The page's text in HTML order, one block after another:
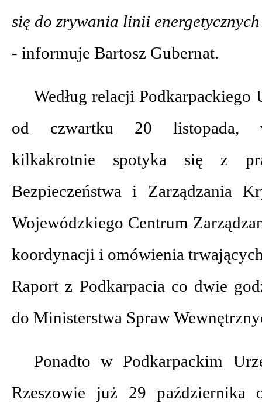
się do zrywania linii
- informuje Bartosz Gubernat.
Według relacji Podkarpackiego
od czwartku 20 listopada,
kilkakrotnie spotyka się z
Bezpieczeństwa i Zarządzania
Wojewódzkiego Centrum
koordynacji i omówienia
Raport z Podkarpacia co dwie
do Ministerstwa Spraw
Ponadto w Podkarpackim
Rzeszowie już 29 października